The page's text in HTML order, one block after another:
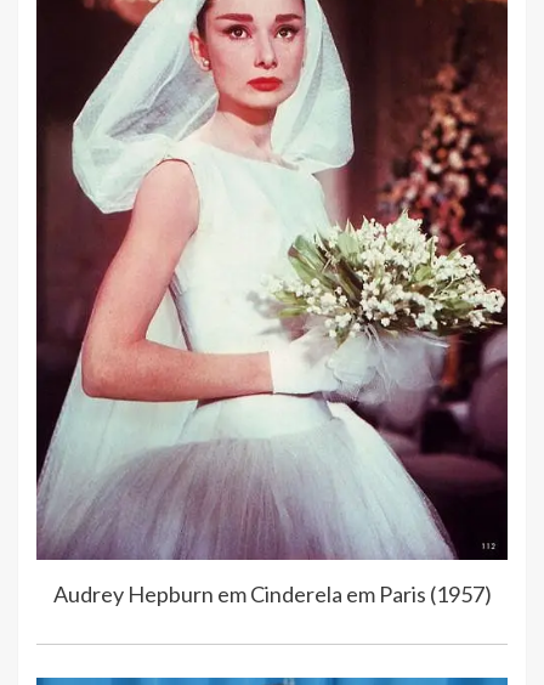
Audrey Hepburn em Cinderela em Paris (1957)